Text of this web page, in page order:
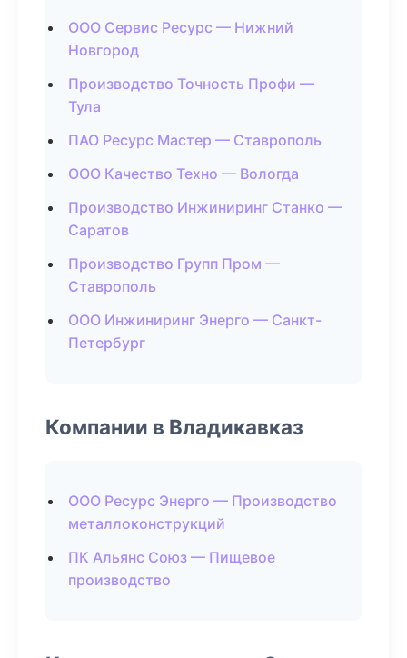
ООО Сервис Ресурс — Нижний
Новгород
Производство Точность Профи —
Тула
ПАО Ресурс Мастер — Ставрополь
ООО Качество Техно — Вологда
Производство Инжиниринг Станко —
Саратов
Производство Групп Пром —
Ставрополь
ООО Инжиниринг Энерго — Санкт-
Петербург
Компании в Владикавказ
ООО Ресурс Энерго — Производство
металлоконструкций
ПК Альянс Союз — Пищевое
производство